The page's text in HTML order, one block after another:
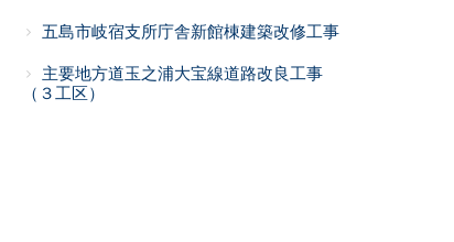
五島市岐宿支所庁舎新館棟建築改修工事
主要地方道玉之浦大宝線道路改良工事
（３工区）